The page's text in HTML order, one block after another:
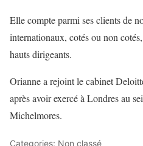
Elle compte parmi ses clients de
internationaux, cotés ou non
hauts dirigeants.
Orianne a rejoint le cabinet
après avoir exercé à Londres au
Michelmores.
Categories: Non classé